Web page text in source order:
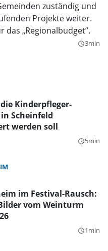
zuständig und
Projekte weiter.
„Regionalbudget”.
query_builder3min
Kinderpfleger-
Scheinfeld
werden soll
query_builder5min
im Festival-Rausch:
vom Weinturm
query_builder1min